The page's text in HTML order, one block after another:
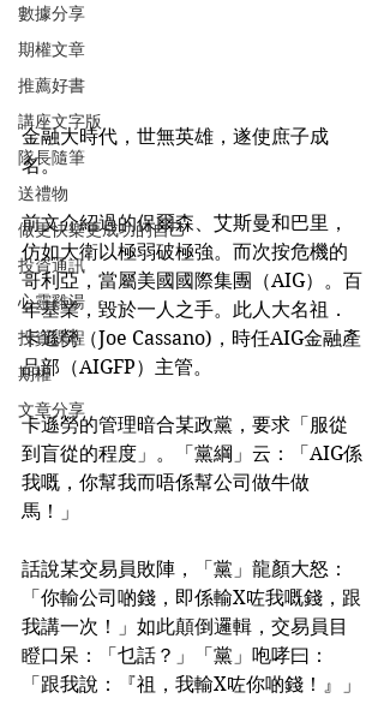
數據分享
期權文章
推薦好書
講座文字版
隊長隨筆
送禮物
做更快樂更成功的自己
投資通訊
心靈雞湯
投資課程
期權
文章分享
金融大時代，世無英雄，遂使庶子成
名。
前文介紹過的保爾森、艾斯曼和巴里，
仿如大衛以極弱破極強。而次按危機的
哥利亞，當屬美國國際集團（AIG）。百
年基業，毀於一人之手。此人大名祖．
卡遜勞（Joe Cassano)，時任AIG金融產
品部（AIGFP）主管。
卡遜勞的管理暗合某政黨，要求「服從
到盲從的程度」。「黨綱」云：「AIG係
我嘅，你幫我而唔係幫公司做牛做
馬！」
話說某交易員敗陣，「黨」龍顏大怒：
「你輸公司啲錢，即係輸X咗我嘅錢，跟
我講一次！」如此顛倒邏輯，交易員目
瞪口呆：「乜話？」「黨」咆哮曰：
「跟我說：『祖，我輸X咗你啲錢！』」